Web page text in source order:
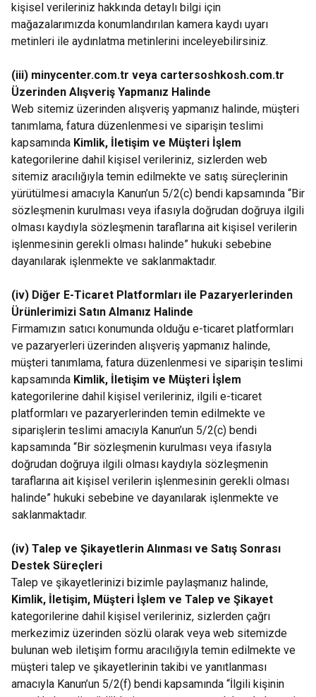
kişisel verileriniz hakkında detaylı bilgi için
mağazalarımızda konumlandırılan kamera kaydı uyarı
metinleri ile aydınlatma metinlerini inceleyebilirsiniz.
(iii) minycenter.com.tr veya cartersoshkosh.com.tr
Üzerinden Alışveriş Yapmanız Halinde
Web sitemiz üzerinden alışveriş yapmanız halinde, müşteri
tanımlama, fatura düzenlenmesi ve siparişin teslimi
kapsamında Kimlik, İletişim ve Müşteri İşlem
kategorilerine dahil kişisel verileriniz, sizlerden web
sitemiz aracılığıyla temin edilmekte ve satış süreçlerinin
yürütülmesi amacıyla Kanun’un 5/2(c) bendi kapsamında “Bir
sözleşmenin kurulması veya ifasıyla doğrudan doğruya ilgili
olması kaydıyla sözleşmenin taraflarına ait kişisel verilerin
işlenmesinin gerekli olması halinde” hukuki sebebine
dayanılarak işlenmekte ve saklanmaktadır.
(iv) Diğer E-Ticaret Platformları ile Pazaryerlerinden
Ürünlerimizi Satın Almanız Halinde
Firmamızın satıcı konumunda olduğu e-ticaret platformları
ve pazaryerleri üzerinden alışveriş yapmanız halinde,
müşteri tanımlama, fatura düzenlenmesi ve siparişin teslimi
kapsamında Kimlik, İletişim ve Müşteri İşlem
kategorilerine dahil kişisel verileriniz, ilgili e-ticaret
platformları ve pazaryerlerinden temin edilmekte ve
siparişlerin teslimi amacıyla Kanun’un 5/2(c) bendi
kapsamında “Bir sözleşmenin kurulması veya ifasıyla
doğrudan doğruya ilgili olması kaydıyla sözleşmenin
taraflarına ait kişisel verilerin işlenmesinin gerekli olması
halinde” hukuki sebebine ve dayanılarak işlenmekte ve
saklanmaktadır.
(iv) Talep ve Şikayetlerin Alınması ve Satış Sonrası
Destek Süreçleri
Talep ve şikayetlerinizi bizimle paylaşmanız halinde,
Kimlik, İletişim, Müşteri İşlem ve Talep ve Şikayet
kategorilerine dahil kişisel verileriniz, sizlerden çağrı
merkezimiz üzerinden sözlü olarak veya web sitemizde
bulunan web iletişim formu aracılığıyla temin edilmekte ve
müşteri talep ve şikayetlerinin takibi ve yanıtlanması
amacıyla Kanun’un 5/2(f) bendi kapsamında “İlgili kişinin